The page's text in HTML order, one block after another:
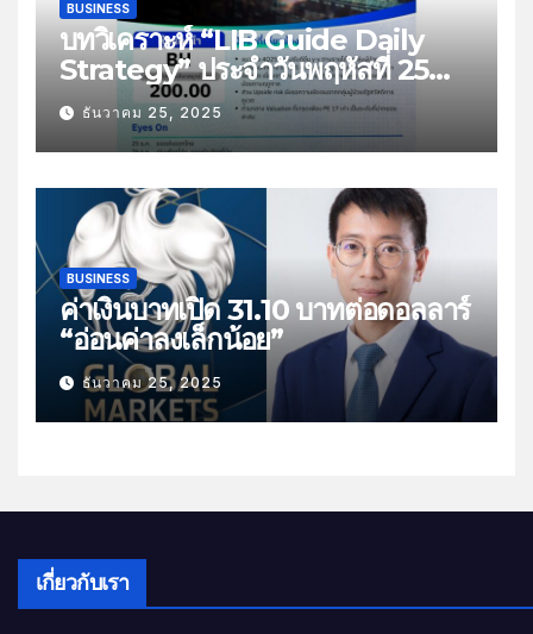
BUSINESS
บทวิเคราะห์ “LIB Guide Daily
Strategy” ประจำวันพฤหัสที่ 25
ธันวาคม 2568 หัวข้อ “ติดตามยอด
ส่งออกไทย”
ธันวาคม 25, 2025
BUSINESS
ค่าเงินบาทเปิด 31.10 บาทต่อดอลลาร์
“อ่อนค่าลงเล็กน้อย”
ธันวาคม 25, 2025
เกี่ยวกับเรา